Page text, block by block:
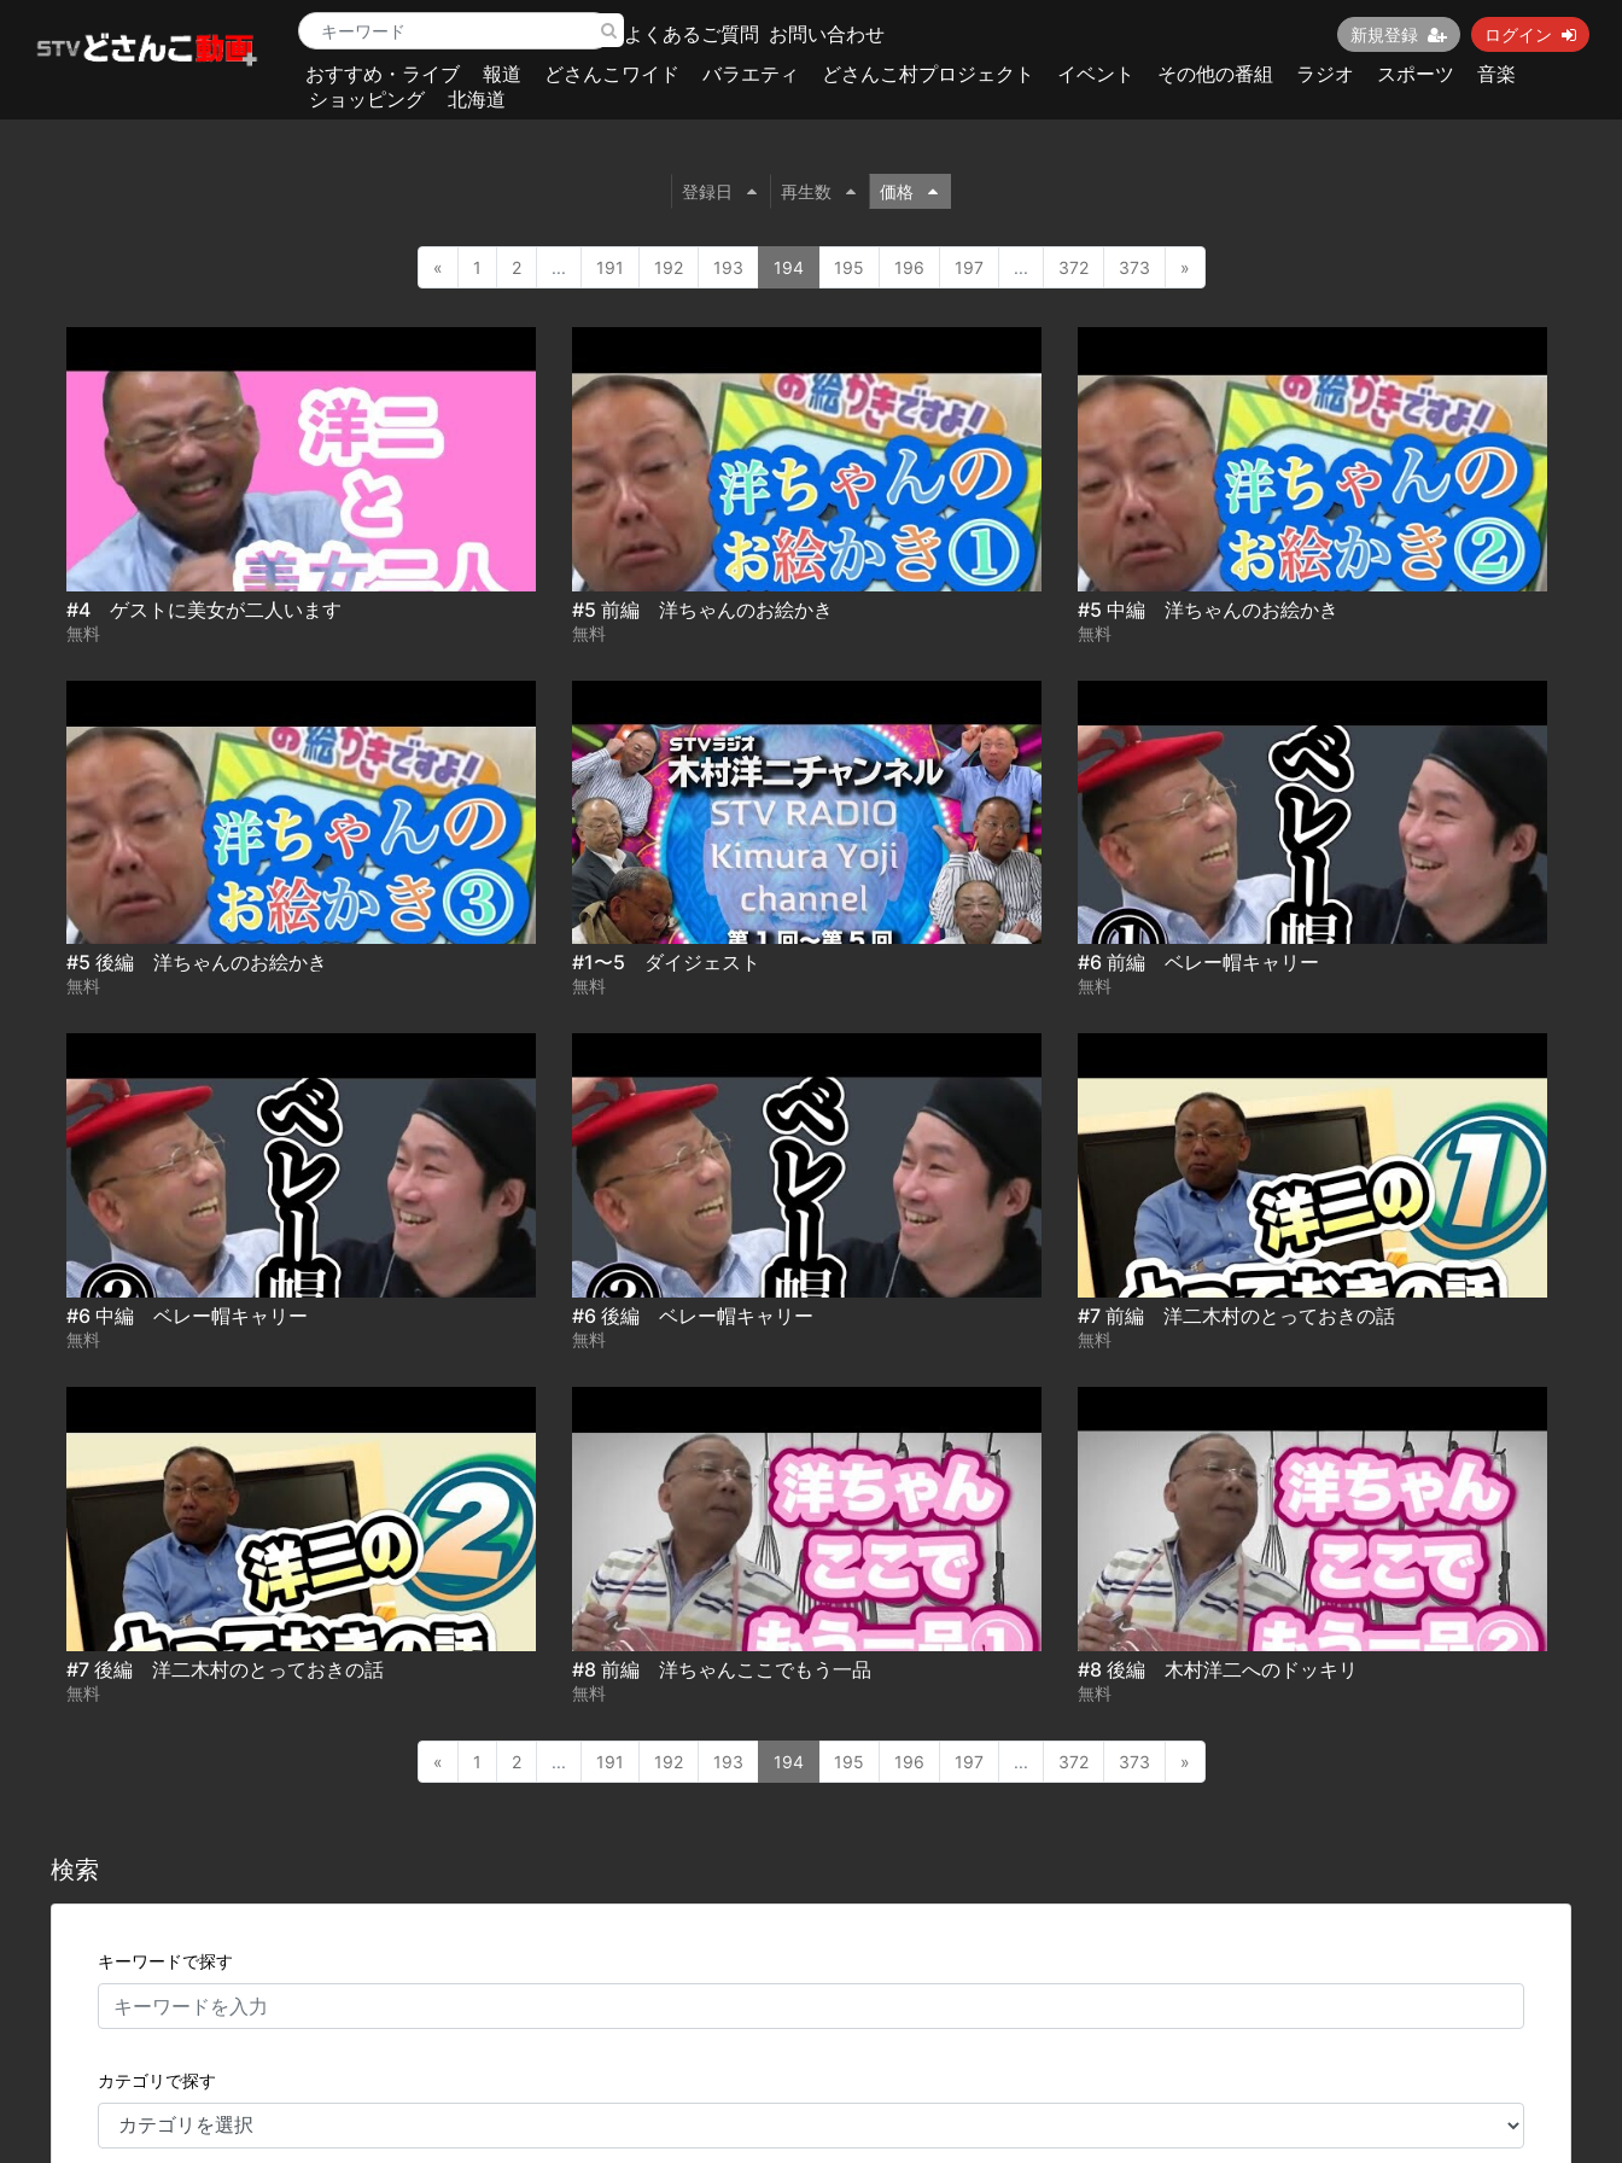
よくあるご質問 お問い合わせ 新規登録 ログイン
おすすめ・ライブ 報道 どさんこワイド バラエティ どさんこ村プロジェクト イベント その他の番組 ラジオ スポーツ
音楽
ショッピング
北海道
登録日 再生数 価格
« 1 2 ... 191 192 193 194 195 196 197 ... 372 373 »
#4 ゲストに美女が二人います
無料
#5 前編 洋ちゃんのお絵かき
無料
#5 中編 洋ちゃんのお絵かき
無料
#5 後編 洋ちゃんのお絵かき
無料
#1〜5 ダイジェスト
無料
#6 前編 ベレー帽キャリー
無料
#6 中編 ベレー帽キャリー
無料
#6 後編 ベレー帽キャリー
無料
#7 前編 洋二木村のとっておきの話
無料
#7 後編 洋二木村のとっておきの話
無料
#8 前編 洋ちゃんここでもう一品
無料
#8 後編 木村洋二へのドッキリ
無料
« 1 2 ... 191 192 193 194 195 196 197 ... 372 373 »
検索
キーワードで探す
カテゴリで探す